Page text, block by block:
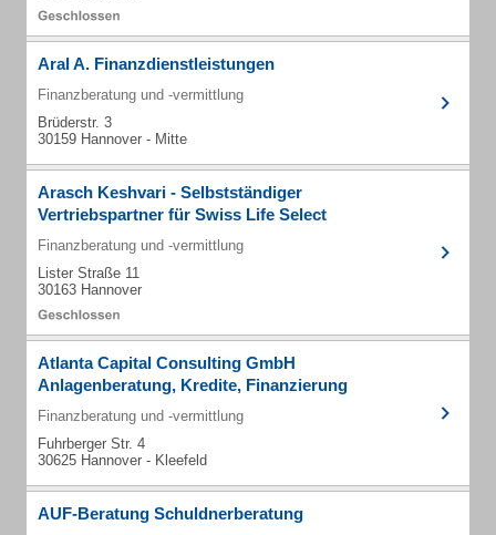
Aral A. Finanzdienstleistungen
Finanzberatung und -vermittlung
Brüderstr. 3
30159 Hannover - Mitte
Arasch Keshvari - Selbstständiger
Vertriebspartner für Swiss Life Select
Finanzberatung und -vermittlung
Lister Straße 11
30163 Hannover
Atlanta Capital Consulting GmbH
Anlagenberatung, Kredite, Finanzierung
Finanzberatung und -vermittlung
Fuhrberger Str. 4
30625 Hannover - Kleefeld
AUF-Beratung Schuldnerberatung